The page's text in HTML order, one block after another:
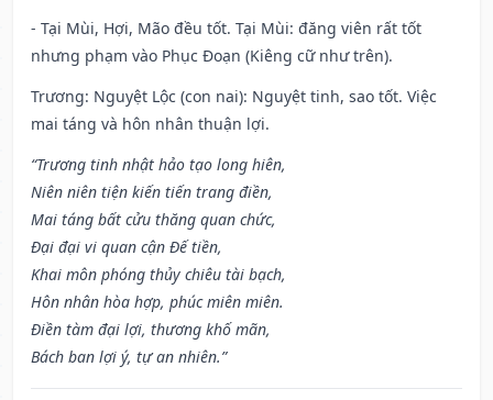
- Tại Mùi, Hợi, Mão đều tốt. Tại Mùi: đăng viên rất tốt
nhưng phạm vào Phục Đoạn (Kiêng cữ như trên).
Trương: Nguyệt Lộc (con nai): Nguyệt tinh, sao tốt. Việc
mai táng và hôn nhân thuận lợi.
“Trương tinh nhật hảo tạo long hiên,
Niên niên tiện kiến tiến trang điền,
Mai táng bất cửu thăng quan chức,
Đại đại vi quan cận Đế tiền,
Khai môn phóng thủy chiêu tài bạch,
Hôn nhân hòa hợp, phúc miên miên.
Điền tàm đại lợi, thương khố mãn,
Bách ban lợi ý, tự an nhiên.”